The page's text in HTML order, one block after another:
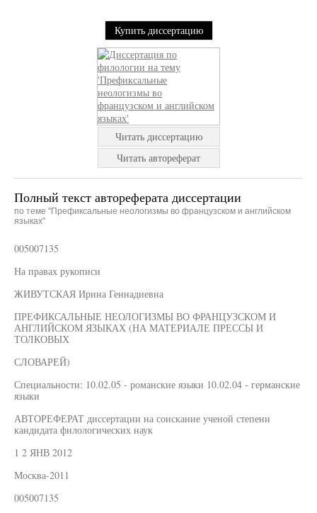
Купить диссертацию
Читать диссертацию
Читать автореферат
Полный текст автореферата диссертации
по теме "Префиксальные неологизмы во французском и английском
языках"
005007135
На правах рукописи
ЖИВУТСКАЯ Ирина Геннадиевна
ПРЕФИКСАЛЬНЫЕ НЕОЛОГИЗМЫ ВО ФРАНЦУЗСКОМ И
АНГЛИЙСКОМ ЯЗЫКАХ (НА МАТЕРИАЛЕ ПРЕССЫ И
ТОЛКОВЫХ
СЛОВАРЕЙ)
Специальности: 10.02.05 - романские языки 10.02.04 - германские
языки
АВТОРЕФЕРАТ диссертации на соискание ученой степени
кандидата филологических наук
1 2 ЯНВ 2012
Москва-2011
005007135